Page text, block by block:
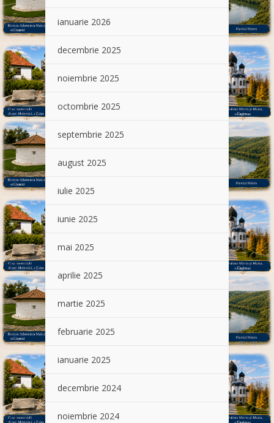
ianuarie 2026
decembrie 2025
noiembrie 2025
octombrie 2025
septembrie 2025
august 2025
iulie 2025
iunie 2025
mai 2025
aprilie 2025
martie 2025
februarie 2025
ianuarie 2025
decembrie 2024
noiembrie 2024